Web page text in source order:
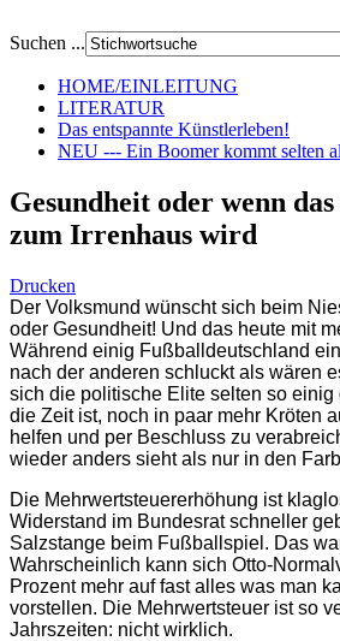
Suchen ...
HOME/EINLEITUNG
LITERATUR
Das entspannte Künstlerleben!
NEU --- Ein Boomer kommt selten
Gesundheit oder wenn
zum Irrenhaus wird
Drucken
Der Volksmund wünscht sich beim
oder Gesundheit! Und das heute mit
Während einig Fußballdeutschland
nach der anderen schluckt als wären
sich die politische Elite selten so einig
die Zeit ist, noch in paar mehr Kröten
helfen und per Beschluss zu
wieder anders sieht als nur in den
Die Mehrwertsteuererhöhung ist
Widerstand im Bundesrat schneller
Salzstange beim Fußballspiel. Das
Wahrscheinlich kann sich Otto-
Prozent mehr auf fast alles was man
vorstellen. Die Mehrwertsteuer ist so
Jahrszeiten: nicht wirklich.